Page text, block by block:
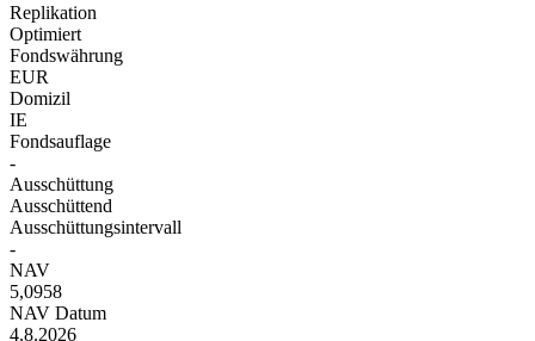
Replikation
Optimiert
Fondswährung
EUR
Domizil
IE
Fondsauflage
-
Ausschüttung
Ausschüttend
Ausschüttungsintervall
-
NAV
5,0958
NAV Datum
4.8.2026